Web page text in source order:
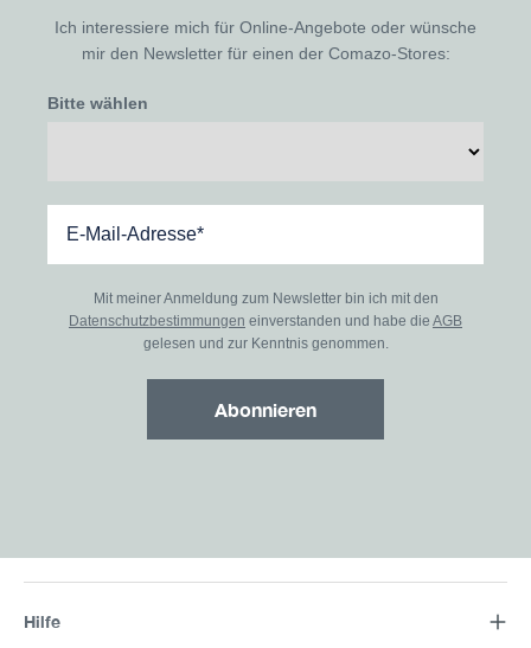
Ich interessiere mich für Online-Angebote oder wünsche
mir den Newsletter für einen der Comazo-Stores:
Bitte wählen
Mit meiner Anmeldung zum Newsletter bin ich mit den
Datenschutzbestimmungen einverstanden und habe die AGB
gelesen und zur Kenntnis genommen.
Abonnieren
Hilfe